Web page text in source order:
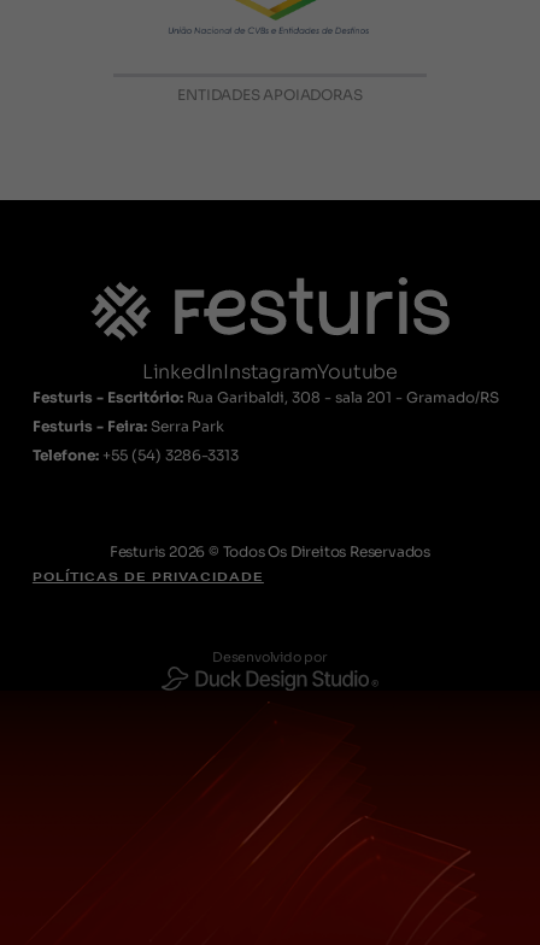
ENTIDADES APOIADORAS
LinkedInInstagramYoutube
Festuris - Escritório: Rua Garibaldi, 308 - sala 201 - Gramado/RS
Festuris - Feira: Serra Park
Telefone: +55 (54) 3286-3313
Festuris 2026 © Todos Os Direitos Reservados
POLÍTICAS DE PRIVACIDADE
Desenvolvido por